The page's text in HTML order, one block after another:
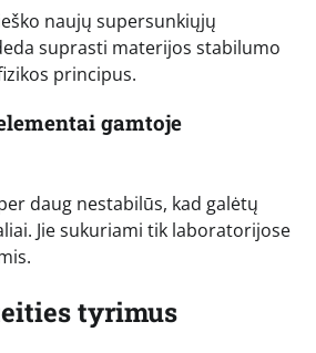
naujų supersunkiųjų
suprasti materijos stabilumo
principus.
gamtoje
daug nestabilūs, kad galėtų
Jie sukuriami tik laboratorijose
tyrimus